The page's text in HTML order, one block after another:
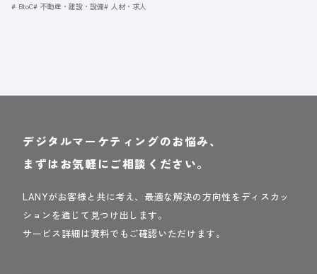
BtoC 不動産・建設・設備 人材・求人
デジタルマーケティングのお悩み、
まずはお気軽にご相談ください。
LANYがお客様と共に考え、最適な解決の方向性をディスカッ
ションを通じて見つけ出します。
サービス詳細は資料でもご確認いただけます。